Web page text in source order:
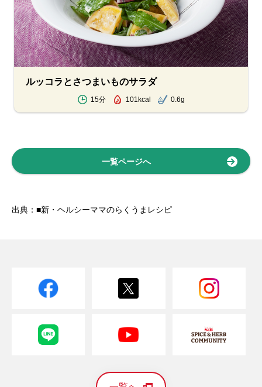
ルッコラとさつまいものサラダ
15分 101kcal 0.6g
一覧ページへ
出典：■新・ヘルシーママのらくうまレシピ